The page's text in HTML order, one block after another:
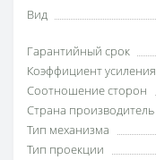
Вид
Гарантийный срок
Коэффициент усиления
Соотношение сторон
Страна производитель
Тип механизма
Тип проекции